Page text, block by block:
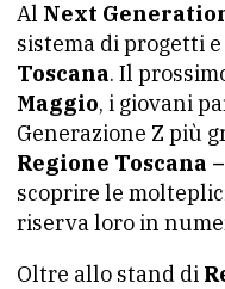
Al Next
sistema di progetti
Toscana. Il
Maggio, i giovani
Generazione Z più
Regione Toscana
scoprire le
riserva loro in
Oltre allo stand di